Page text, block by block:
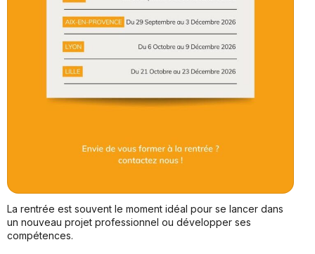
La rentrée est souvent le moment idéal pour se lancer dans
un nouveau projet professionnel ou développer ses
compétences.